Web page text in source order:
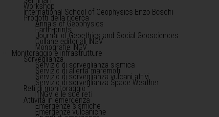
Workshop
International School of Geophysics Enzo Boschi
Prodotti della ricerca
Annals of Geophysics
Earth-prints
Journal of Geoethics and Social Geosciences
Collane editoriali INGV
Monografie INGV
Monitoraggio e infrastrutture
Sorveglianza
Servizio di sorveglianza sismica
Servizio di allerta maremoti
Servizio di sorveglianza vulcani attivi
Servizio di sorveglianza Space Weather
Reti di monitoraggio
l'INGV e le sue reti
Attività in emergenza
Emergenze sismiche
Emergenze vulcaniche